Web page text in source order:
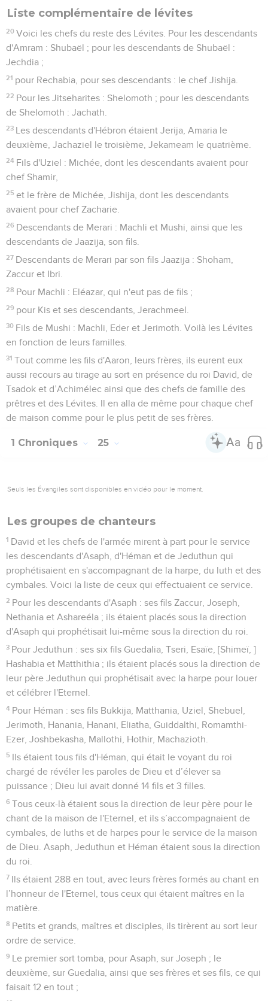
Liste complémentaire de lévites
20 Voici les chefs du reste des Lévites. Pour les descendants
d'Amram : Shubaël ; pour les descendants de Shubaël :
Jechdia ;
21 pour Rechabia, pour ses descendants : le chef Jishija.
22 Pour les Jitseharites : Shelomoth ; pour les descendants
de Shelomoth : Jachath.
23 Les descendants d'Hébron étaient Jerija, Amaria le
deuxième, Jachaziel le troisième, Jekameam le quatrième.
24 Fils d'Uziel : Michée, dont les descendants avaient pour
chef Shamir,
25 et le frère de Michée, Jishija, dont les descendants
avaient pour chef Zacharie.
26 Descendants de Merari : Machli et Mushi, ainsi que les
descendants de Jaazija, son fils.
27 Descendants de Merari par son fils Jaazija : Shoham,
Zaccur et Ibri.
28 Pour Machli : Eléazar, qui n'eut pas de fils ;
29 pour Kis et ses descendants, Jerachmeel.
30 Fils de Mushi : Machli, Eder et Jerimoth. Voilà les Lévites
en fonction de leurs familles.
31 Tout comme les fils d'Aaron, leurs frères, ils eurent eux
aussi recours au tirage au sort en présence du roi David, de
Tsadok et d’Achimélec ainsi que des chefs de famille des
prêtres et des Lévites. Il en alla de même pour chaque chef
de maison comme pour le plus petit de ses frères.
1 Chroniques 25
Seuls les Évangiles sont disponibles en vidéo pour le moment.
Les groupes de chanteurs
1 David et les chefs de l'armée mirent à part pour le service
les descendants d'Asaph, d'Héman et de Jeduthun qui
prophétisaient en s'accompagnant de la harpe, du luth et des
cymbales. Voici la liste de ceux qui effectuaient ce service.
2 Pour les descendants d'Asaph : ses fils Zaccur, Joseph,
Nethania et Ashareéla ; ils étaient placés sous la direction
d'Asaph qui prophétisait lui-même sous la direction du roi.
3 Pour Jeduthun : ses six fils Guedalia, Tseri, Esaïe, [Shimeï, ]
Hashabia et Matthithia ; ils étaient placés sous la direction de
leur père Jeduthun qui prophétisait avec la harpe pour louer
et célébrer l'Eternel.
4 Pour Héman : ses fils Bukkija, Matthania, Uziel, Shebuel,
Jerimoth, Hanania, Hanani, Eliatha, Guiddalthi, Romamthi-
Ezer, Joshbekasha, Mallothi, Hothir, Machazioth.
5 Ils étaient tous fils d'Héman, qui était le voyant du roi
chargé de révéler les paroles de Dieu et d’élever sa
puissance ; Dieu lui avait donné 14 fils et 3 filles.
6 Tous ceux-là étaient sous la direction de leur père pour le
chant de la maison de l'Eternel, et ils s’accompagnaient de
cymbales, de luths et de harpes pour le service de la maison
de Dieu. Asaph, Jeduthun et Héman étaient sous la direction
du roi.
7 Ils étaient 288 en tout, avec leurs frères formés au chant en
l’honneur de l'Eternel, tous ceux qui étaient maîtres en la
matière.
8 Petits et grands, maîtres et disciples, ils tirèrent au sort leur
ordre de service.
9 Le premier sort tomba, pour Asaph, sur Joseph ; le
deuxième, sur Guedalia, ainsi que ses frères et ses fils, ce qui
faisait 12 en tout ;